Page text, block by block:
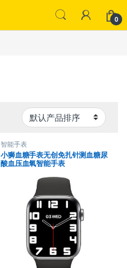
0
智能手表
小狮血糖手表无创免扎针测血糖尿
酸血压血氧智能手表